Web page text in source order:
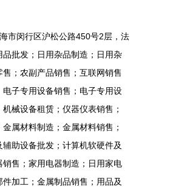
市闵行区沪松公路450号2层，法
批发；日用杂品制造；日用杂
；农副产品销售；互联网销售
电子专用设备销售；电子专用设
械设备租赁；仪器仪表销售；
属材料制造；金属材料销售；
助设备批发；计算机软硬件及
售；家用电器制造；日用家电
加工；金属制品销售；用品及